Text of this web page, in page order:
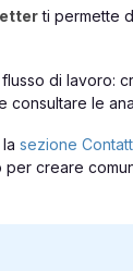
ti permette
di lavoro:
consultare le
sezione
creare